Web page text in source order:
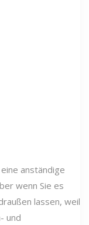
anständige
wenn Sie es
lassen, weil
und